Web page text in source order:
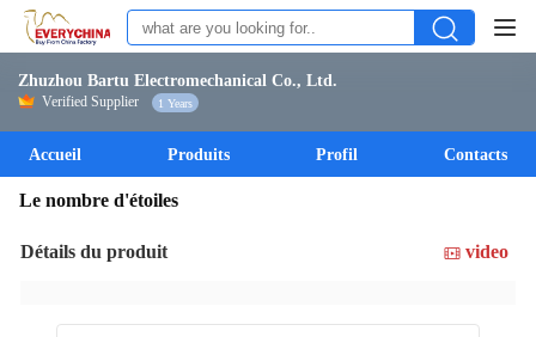
Zhuzhou Bartu Electromechanical Co., Ltd.
Verified Supplier 1 Years
Accueil Produits Profil Contacts
Le nombre d'étoiles
Détails du produit video